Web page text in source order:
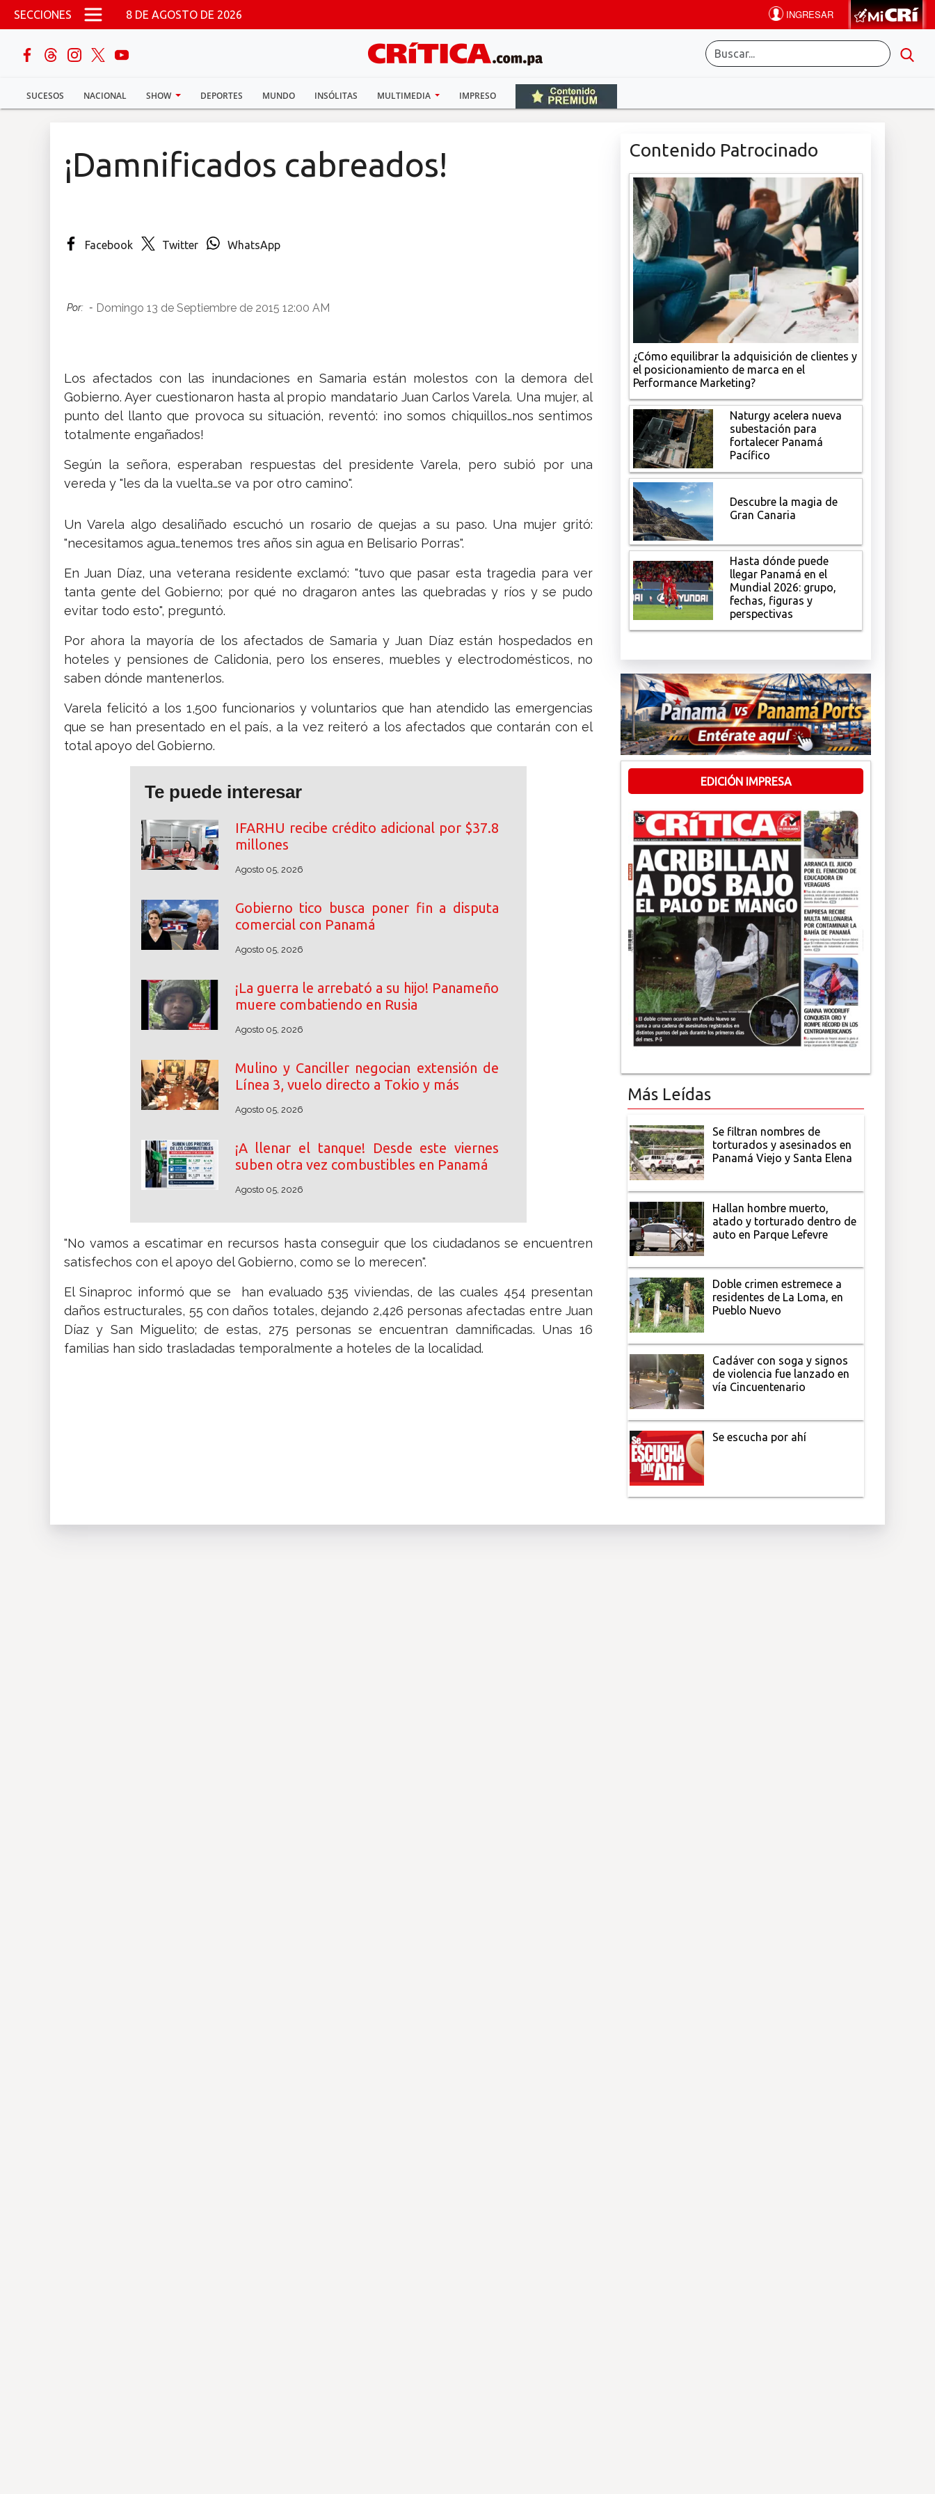
Pasar al contenido principal
SECCIONES 8 DE AGOSTO DE 2026
SUCESOS NACIONAL SHOW DEPORTES MUNDO INSÓLITAS MULTIMEDIA IMPRESO
buscar
Sucesos
Multimedia
¡Damnificados cabreados!
Facebook Twitter WhatsApp
Por: - Domingo 13 de Septiembre de 2015 12:00 AM
Los afectados con las inundaciones en Samaria están molestos con la demora del
Gobierno. Ayer cuestionaron hasta al propio mandatario Juan Carlos Varela. Una mujer, al
punto del llanto que provoca su situación, reventó: ¡no somos chiquillos…nos sentimos
totalmente engañados!
Según la señora, esperaban respuestas del presidente Varela, pero subió por una
vereda y "les da la vuelta…se va por otro camino".
Un Varela algo desaliñado escuchó un rosario de quejas a su paso. Una mujer gritó:
"necesitamos agua…tenemos tres años sin agua en Belisario Porras".
En Juan Díaz, una veterana residente exclamó: "tuvo que pasar esta tragedia para ver
tanta gente del Gobierno; por qué no dragaron antes las quebradas y ríos y se pudo
evitar todo esto", preguntó.
Por ahora la mayoría de los afectados de Samaria y Juan Díaz están hospedados en
hoteles y pensiones de Calidonia, pero los enseres, muebles y electrodomésticos, no
saben dónde mantenerlos.
Varela felicitó a los 1,500 funcionarios y voluntarios que han atendido las emergencias
que se han presentado en el país, a la vez reiteró a los afectados que contarán con el
total apoyo del Gobierno.
Te puede interesar
IFARHU recibe crédito adicional por $37.8
millones
Agosto 05, 2026
Gobierno tico busca poner fin a disputa
comercial con Panamá
Agosto 05, 2026
¡La guerra le arrebató a su hijo! Panameño
muere combatiendo en Rusia
Agosto 05, 2026
Mulino y Canciller negocian extensión de
Línea 3, vuelo directo a Tokio y más
Agosto 05, 2026
¡A llenar el tanque! Desde este viernes
suben otra vez combustibles en Panamá
Agosto 05, 2026
"No vamos a escatimar en recursos hasta conseguir que los ciudadanos se encuentren
satisfechos con el apoyo del Gobierno, como se lo merecen".
El Sinaproc informó que se han evaluado 535 viviendas, de las cuales 454 presentan
daños estructurales, 55 con daños totales, dejando 2,426 personas afectadas entre Juan
Díaz y San Miguelito; de estas, 275 personas se encuentran damnificadas. Unas 16
familias han sido trasladadas temporalmente a hoteles de la localidad.
Contenido Patrocinado
¿Cómo equilibrar la adquisición de clientes y
el posicionamiento de marca en el
Performance Marketing?
Naturgy acelera nueva
subestación para
fortalecer Panamá
Pacífico
Descubre la magia de
Gran Canaria
Hasta dónde puede
llegar Panamá en el
Mundial 2026: grupo,
fechas, figuras y
perspectivas
EDICIÓN IMPRESA
Más Leídas
Se filtran nombres de
torturados y asesinados en
Panamá Viejo y Santa Elena
Hallan hombre muerto,
atado y torturado dentro de
auto en Parque Lefevre
Doble crimen estremece a
residentes de La Loma, en
Pueblo Nuevo
Cadáver con soga y signos
de violencia fue lanzado en
vía Cincuentenario
Se escucha por ahí